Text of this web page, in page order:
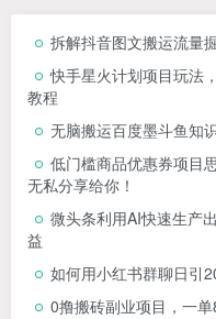
拆解抖音图文搬运流量
快手星火计划项目玩法
教程
无脑搬运百度墨斗鱼知
低门槛商品优惠券项目
无私分享给你！
微头条利用AI快速生产
益
如何用小红书群聊日引
0撸搬砖副业项目，一单